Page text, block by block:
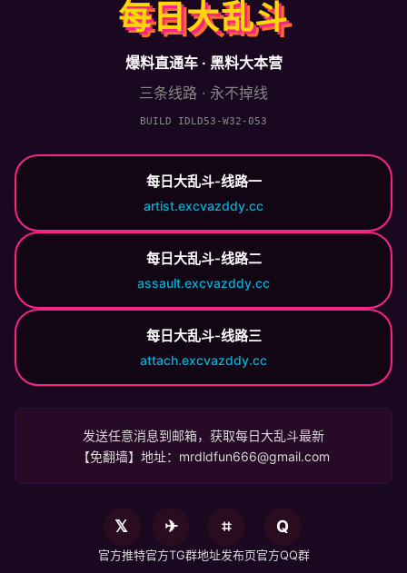
每日大乱斗
爆料直通车 · 黑料大本营
三条线路 · 永不掉线
BUILD IDLD53-W32-053
每日大乱斗-线路一
artist.excvazddy.cc
每日大乱斗-线路二
assault.excvazddy.cc
每日大乱斗-线路三
attach.excvazddy.cc
发送任意消息到邮箱，获取每日大乱斗最新
【免翻墙】地址： mrdldfun666@gmail.com
𝕏
官方推特
✈
官方TG群
⌗
地址发布页
Q
官方QQ群